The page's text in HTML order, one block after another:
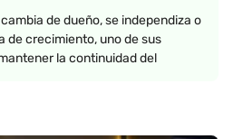
de dueño, se independiza o
de crecimiento, uno de sus
la continuidad del